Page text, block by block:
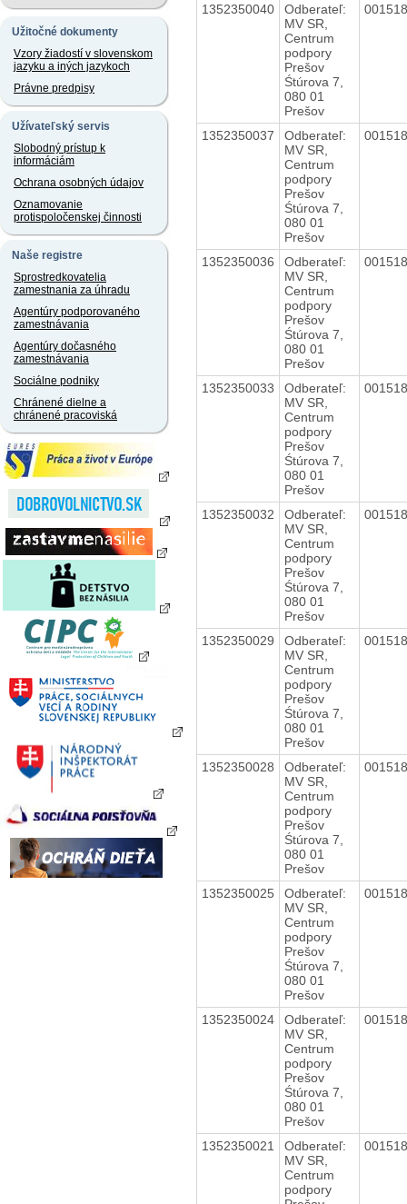
Užitočné dokumenty
Vzory žiadostí v slovenskom
jazyku a iných jazykoch
Právne predpisy
Užívateľský servis
Slobodný prístup k
informáciám
Ochrana osobných údajov
Oznamovanie
protispoločenskej činnosti
Naše registre
Sprostredkovatelia
zamestnania za úhradu
Agentúry podporovaného
zamestnávania
Agentúry dočasného
zamestnávania
Sociálne podniky
Chránené dielne a
chránené pracoviská
1352350040
Odberateľ:
MV SR,
Centrum
podpory
Prešov
Śtúrova 7,
080 01
Prešov
1352350037
Odberateľ:
MV SR,
Centrum
podpory
Prešov
Śtúrova 7,
080 01
Prešov
1352350036
Odberateľ:
MV SR,
Centrum
podpory
Prešov
Śtúrova 7,
080 01
Prešov
1352350033
Odberateľ:
MV SR,
Centrum
podpory
Prešov
Śtúrova 7,
080 01
Prešov
1352350032
Odberateľ:
MV SR,
Centrum
podpory
Prešov
Śtúrova 7,
080 01
Prešov
1352350029
Odberateľ:
MV SR,
Centrum
podpory
Prešov
Śtúrova 7,
080 01
Prešov
1352350028
Odberateľ:
MV SR,
Centrum
podpory
Prešov
Śtúrova 7,
080 01
Prešov
1352350025
Odberateľ:
MV SR,
Centrum
podpory
Prešov
Śtúrova 7,
080 01
Prešov
1352350024
Odberateľ:
MV SR,
Centrum
podpory
Prešov
Śtúrova 7,
080 01
Prešov
1352350021
Odberateľ:
MV SR,
Centrum
podpory